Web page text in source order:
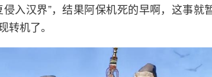
侵入汉界”，结果阿保机死的早啊，这事就
转机了。